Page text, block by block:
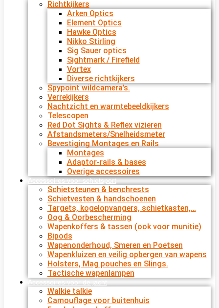
Richtkijkers
Arken Optics
Element Optics
Hawke Optics
Nikko Stirling
Sig Sauer optics
Sightmark / Firefield
Vortex
Diverse richtkijkers
Spypoint wildcamera’s.
Verrekijkers
Nachtzicht en warmtebeeldkijkers
Telescopen
Red Dot Sights & Reflex vizieren
Afstandsmeters/Snelheidsmeter
Bevestiging Montages en Rails
Montages
Adaptor-rails & bases
Overige accessoires
Accessoires voor schietsport
Schietsteunen & benchrests
Schietvesten & handschoenen
Targets, kogelopvangers, schietkasten,…
Oog & Oorbescherming
Wapenkoffers & tassen (ook voor munitie)
Bipods
Wapenonderhoud, Smeren en Poetsen
Wapenkluizen en veilig opbergen van wapens
Holsters, Mag pouches en Slings.
Tactische wapenlampen
Accessoires voor de jacht
Walkie talkie
Camouflage voor buitenhuis